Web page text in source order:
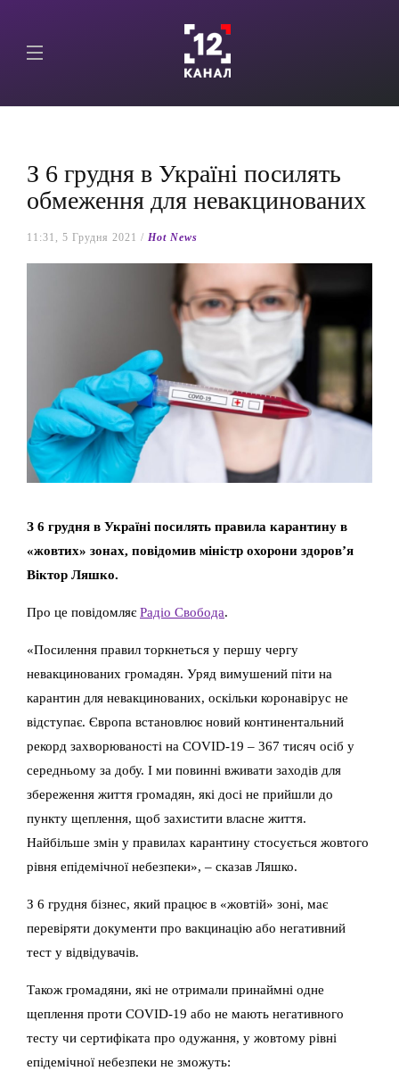
З 6 грудня в Україні посилять
обмеження для невакцинованих
11:31, 5 Грудня 2021 / Hot News
З 6 грудня в Україні посилять правила карантину в
«жовтих» зонах, повідомив міністр охорони здоровʼя
Віктор Ляшко.
Про це повідомляє Радіо Свобода.
«Посилення правил торкнеться у першу чергу
невакцинованих громадян. Уряд вимушений піти на
карантин для невакцинованих, оскільки коронавірус не
відступає. Європа встановлює новий континентальний
рекорд захворюваності на COVID-19 – 367 тисяч осіб у
середньому за добу. І ми повинні вживати заходів для
збереження життя громадян, які досі не прийшли до
пункту щеплення, щоб захистити власне життя.
Найбільше змін у правилах карантину стосується жовтого
рівня епідемічної небезпеки», – сказав Ляшко.
З 6 грудня бізнес, який працює в «жовтій» зоні, має
перевіряти документи про вакцинацію або негативний
тест у відвідувачів.
Також громадяни, які не отримали принаймні одне
щеплення проти COVID-19 або не мають негативного
тесту чи сертифіката про одужання, у жовтому рівні
епідемічної небезпеки не зможуть: